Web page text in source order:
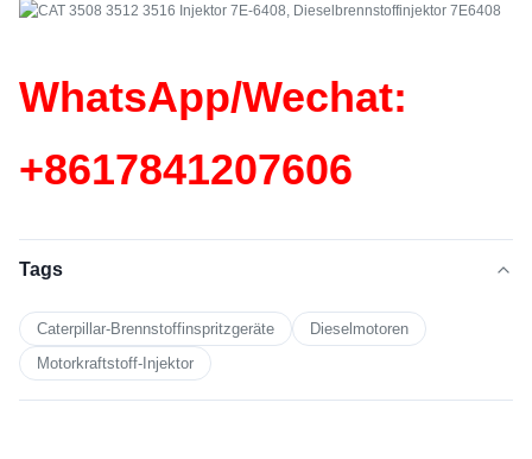
WhatsApp/Wechat:
+8617841207606
Tags
Caterpillar-Brennstoffinspritzgeräte
Dieselmotoren
Motorkraftstoff-Injektor